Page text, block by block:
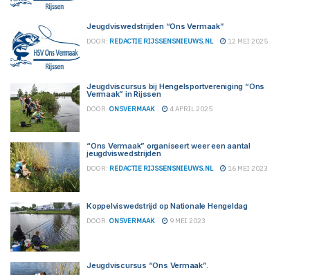
Jeugdviswedstrijden “Ons Vermaak”
DOOR: REDACTIE RIJSSENSNIEUWS.NL 12 MEI 2025
Jeugdviscursus bij Hengelsportvereniging “Ons
Vermaak” in Rijssen
DOOR: ONSVERMAAK 4 APRIL 2025
“Ons Vermaak” organiseert weer een aantal
jeugdviswedstrijden
DOOR: REDACTIE RIJSSENSNIEUWS.NL 16 MEI 2023
Koppelviswedstrijd op Nationale Hengeldag
DOOR: ONSVERMAAK 9 MEI 2023
Jeugdviscursus “Ons Vermaak”.